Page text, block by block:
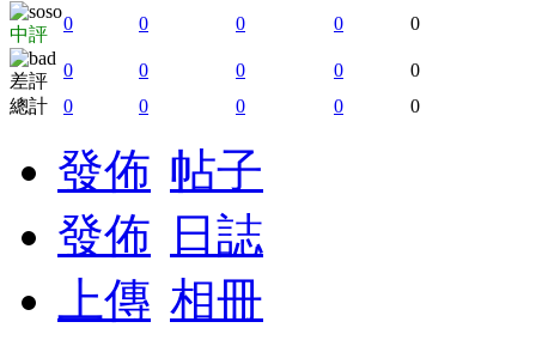
中評
0 0 0 0 0
差評
0 0 0 0
0
總計
0 0 0 0 0
發佈 帖子
發佈
日誌
上傳 相冊